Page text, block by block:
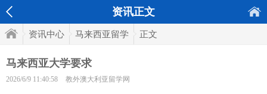
资讯正文
资讯中心 马来西亚留学 正文
马来西亚大学要求
2026/6/9 11:40:58 教外澳大利亚留学网